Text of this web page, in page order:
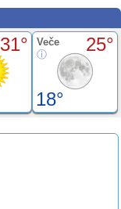
31° Veče 25°
18°